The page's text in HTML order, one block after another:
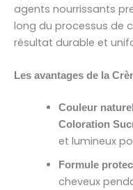
agents nourrissants
long du processus de
résultat durable et
Les avantages de la
Couleur
Coloration
et lumineux
Formule
cheveux